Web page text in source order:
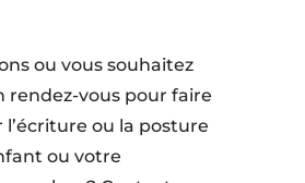
ou vous souhaitez
rendez-vous pour faire
l’écriture ou la posture
ou votre